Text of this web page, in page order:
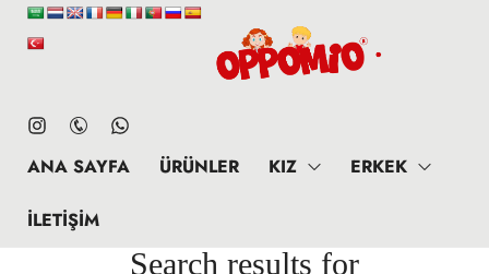
ANA SAYFA ÜRÜNLER KIZ ERKEK
İLETIŞIM
Search results for